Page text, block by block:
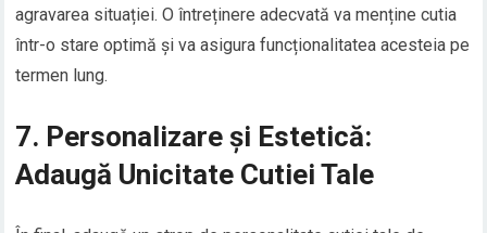
agravarea situației. O întreținere adecvată va menține cutia
într-o stare optimă și va asigura funcționalitatea acesteia pe
termen lung.
7. Personalizare și Estetică:
Adaugă Unicitate Cutiei Tale